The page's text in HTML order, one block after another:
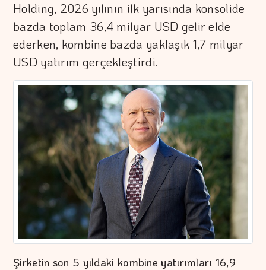
Holding, 2026 yılının ilk yarısında konsolide
bazda toplam 36,4 milyar USD gelir elde
ederken, kombine bazda yaklaşık 1,7 milyar
USD yatırım gerçekleştirdi.
Şirketin son 5 yıldaki kombine yatırımları 16,9